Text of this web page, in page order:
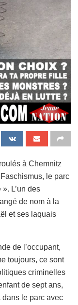
à Chemnitz
le parc
L’un des
de nom à la
et ses laquais
de l’occupant,
toujours, ce sont
criminelles
de sept ans,
dans le parc avec